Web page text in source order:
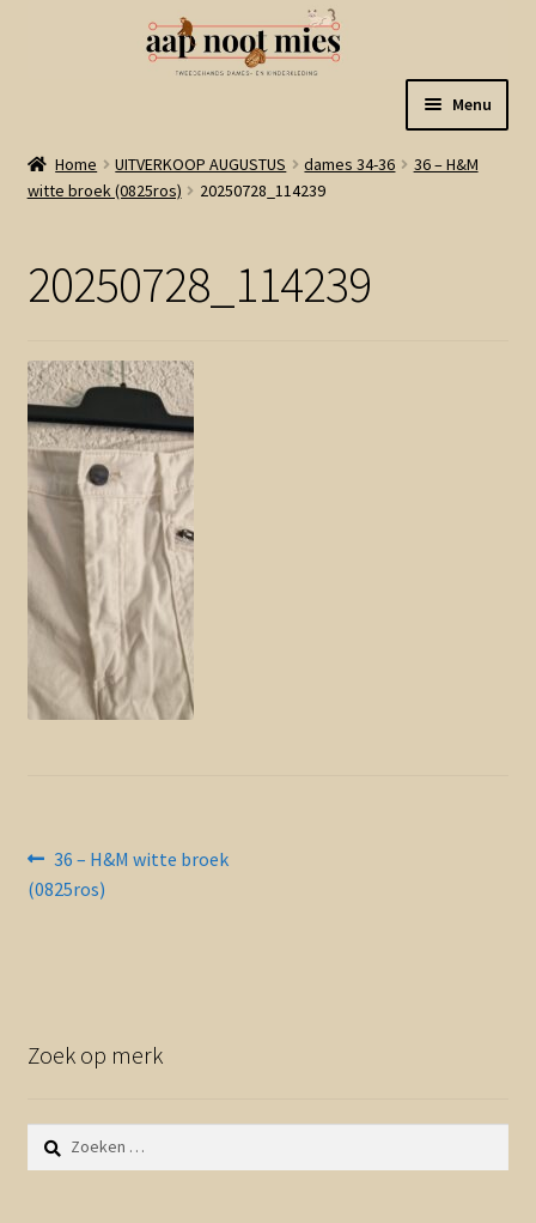
naar
navigatie
de
inhoud
Menu
Welkom
Winkel
Winkelmand
Linkjes
Contact en nieuwsbrief
Home UITVERKOOP AUGUSTUS dames 34-36
36 – H&M
witte broek (0825ros)
20250728_114239
20250728_114239
Bericht
navigatie
Vorig
bericht:
36 – H&M witte broek
(0825ros)
Zoek op merk
Zoeken
naar: